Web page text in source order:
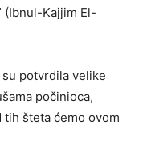
(Ibnul-Kajjim El-
potvrdila velike
počinioca,
šteta ćemo ovom